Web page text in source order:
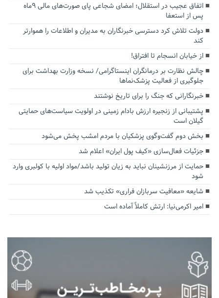
اتفاق عجیب در استقلال؛ امضای شجاعی پای صورت‌های مالی ٩ماه
پس از استعفا
دولت تلاش کرد دسترسی خبرنگاران به مدیران و اطلاعات را هموارتر
کند
از خیابان انسجام تا افتراق!
چالش نظارت بر درمانگران اینستاگرامی/ نسخه وزارت بهداشت برای
جلوگیری از فعالیت پزشک‌نماها
خبرنگارانی که جنگ را برای تاریخ نوشتند
پشتیبانی از زنجیره ارزش بادام زمینی در اولویت سیاست‌های حمایتی
گیلان است
بخش دوم گفت‌وگوی پزشکیان با مردم امشب پخش می‌شود
جزئیات فعال‌سازی «کیف پول ایران» اعلام شد
حمایت از مرزنشینان نباید به زیان تولید باشد/مواد اولیه با کولبری وارد
شود
شایعه «معافیت سربازان فراری» تکذیب شد
امیر اکرمی‌نیا: ارتش کاملاً آماده است